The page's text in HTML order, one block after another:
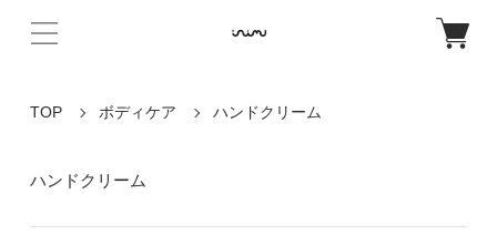
TOP ボディケア ハンドクリーム
ハンドクリーム